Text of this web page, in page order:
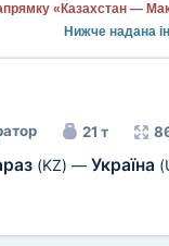
«Казахстан —
Нижче надана
21 т
(KZ) — Україна